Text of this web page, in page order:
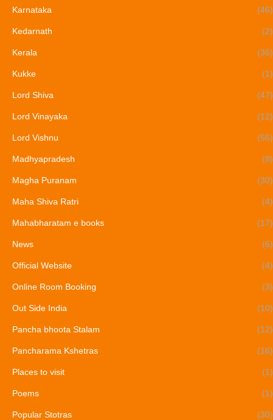
Karnataka (46)
Kedarnath (2)
Kerala (36)
Kukke (1)
Lord Shiva (47)
Lord Vinayaka (12)
Lord Vishnu (56)
Madhyapradesh (8)
Magha Puranam (30)
Maha Shiva Ratri (4)
Mahabharatam e books (17)
News (6)
Official Website (4)
Online Room Booking (3)
Out Side India (10)
Pancha bhoota Stalam (12)
Pancharama Kshetras (16)
Places to visit (1)
Poems (1)
Popular Stotras (30)